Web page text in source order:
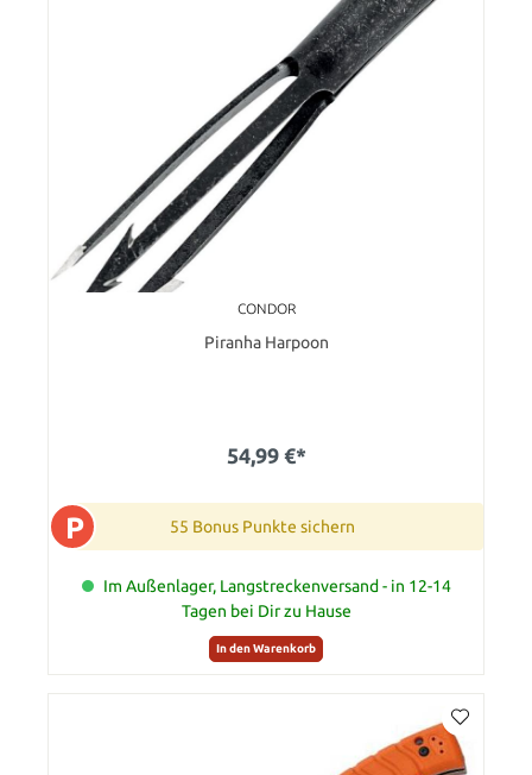
CONDOR
Piranha Harpoon
54,99 €*
P 55 Bonus Punkte sichern
Im Außenlager, Langstreckenversand - in 12-14
Tagen bei Dir zu Hause
In den Warenkorb